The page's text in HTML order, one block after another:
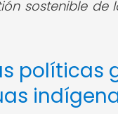
sostenible
políticas